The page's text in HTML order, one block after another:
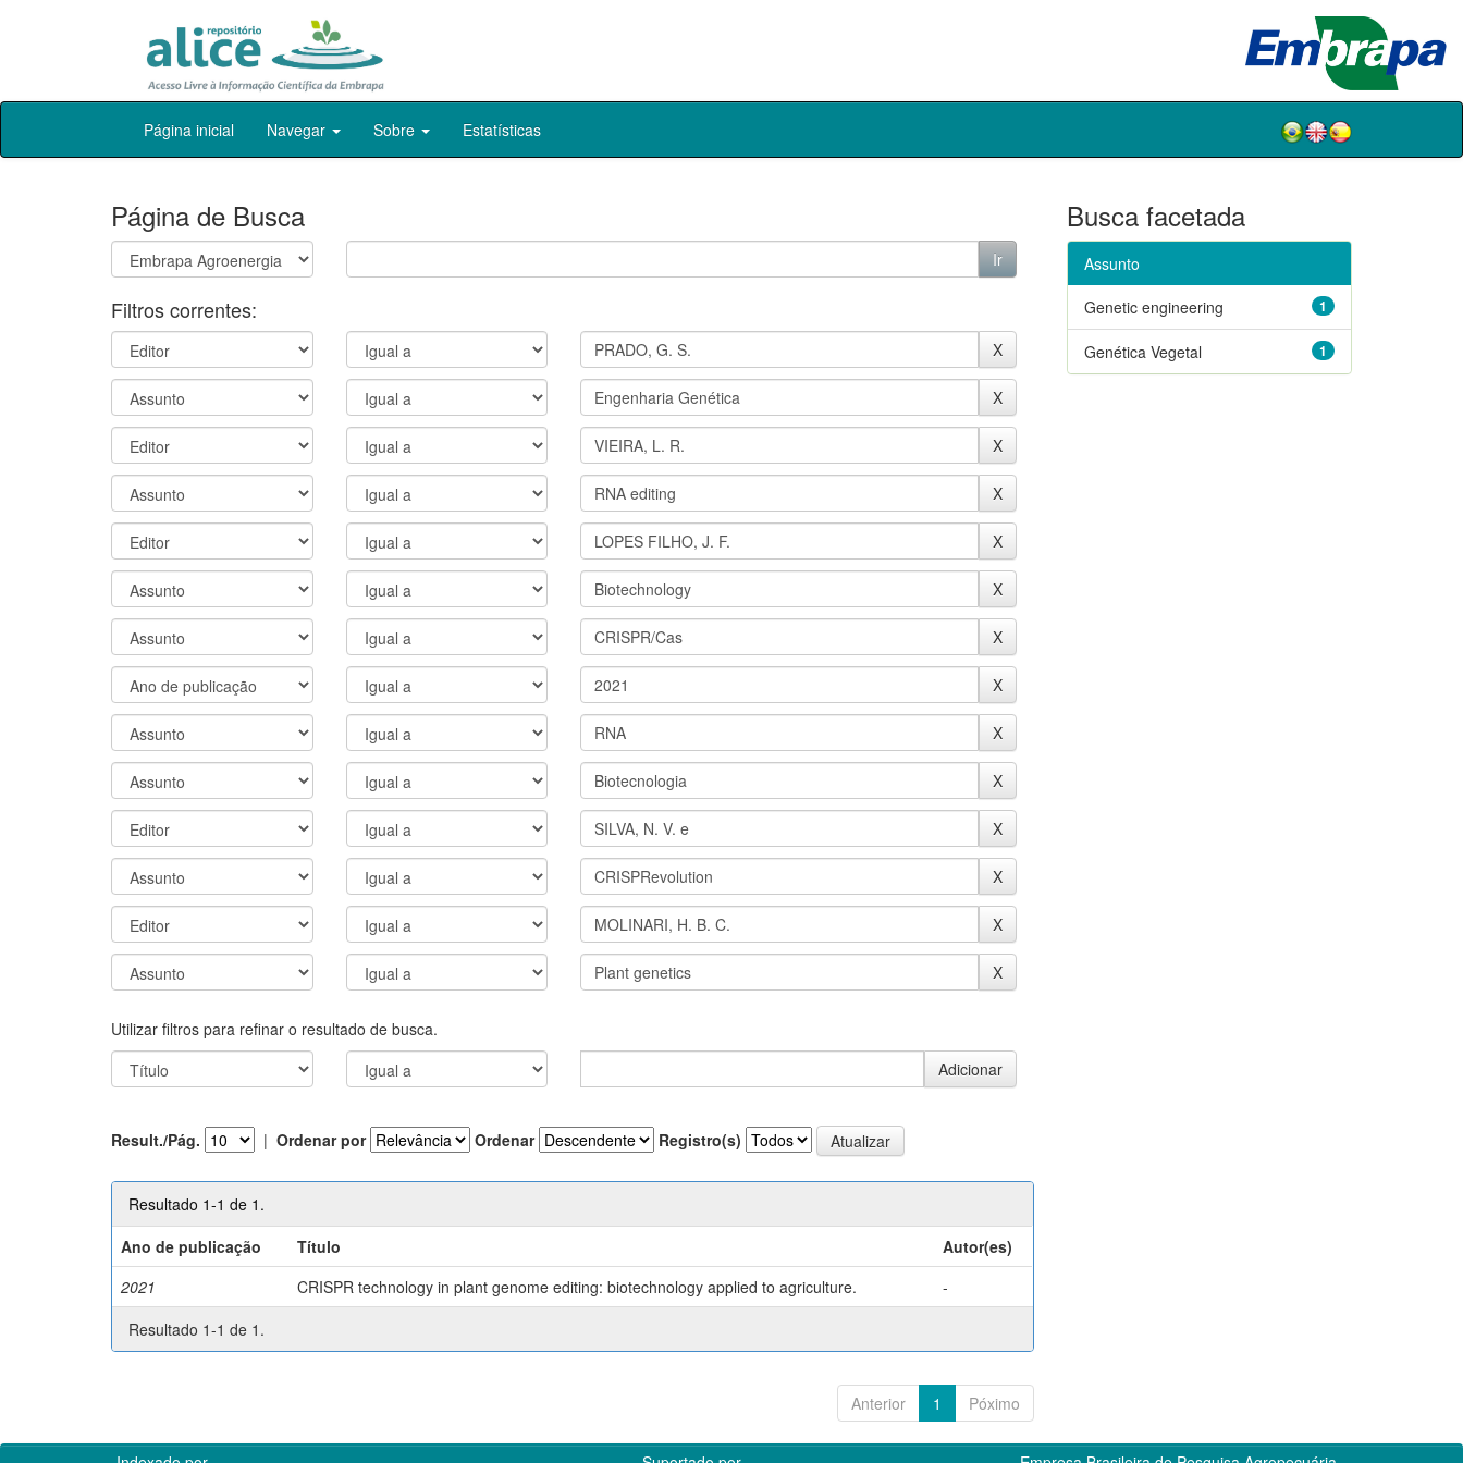
Skip
Página inicial Navegar Sobre Estatísticas
Página de Busca
Filtros correntes:
Utilizar filtros para refinar o resultado de busca.
Result./Pág. | Ordenar por Ordenar Registro(s)
Resultado 1-1 de 1.
Ano de publicação
Título
Autor(es)
2021
CRISPR technology in plant genome editing: biotechnology applied to agriculture.
-
Resultado 1-1 de 1.
Anterior 1 Póximo
Busca facetada
Assunto
1
Genetic engineering
1
Genética Vegetal